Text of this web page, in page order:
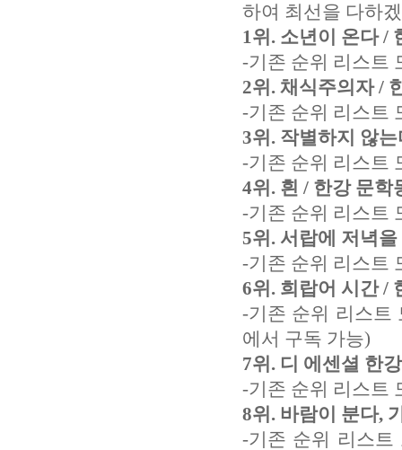
하여 최선을 다하
1위. 소년이 온다 /
-기존 순위 리스트
2위. 채식주의자 /
-기존 순위 리스트
3위. 작별하지 않
-기존 순위 리스트
4위. 흰 / 한강 문학
-기존 순위 리스트
5위. 서랍에 저녁
-기존 순위 리스트
6위. 희랍어 시간 /
-기존 순위 리스트
에서 구독 가능)
7위. 디 에센셜 한
-기존 순위 리스트
8위. 바람이 분다,
-기존 순위 리스트